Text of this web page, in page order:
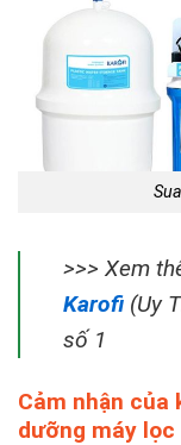
>>> Xem
Karofi (Uy
số 1
Cảm nhận của
dưỡng máy